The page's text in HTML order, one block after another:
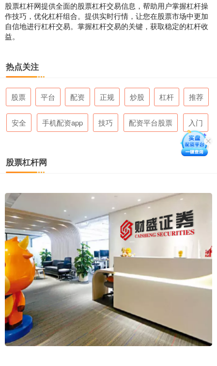
股票杠杆网提供全面的股票杠杆交易信息，帮助用户掌握杠杆操
作技巧，优化杠杆组合。提供实时行情，让您在股票市场中更加
自信地进行杠杆交易。掌握杠杆交易的关键，获取稳定的杠杆收
益。
热点关注
股票 平台 配资 正规 炒股 杠杆 推荐
安全 手机配资app 技巧 配资平台股票 入门
股票杠杆网